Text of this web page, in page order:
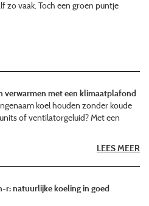
zo vaak. Toch een groen puntje
verwarmen met een klimaatplafond
koel houden zonder koude
of ventilatorgeluid? Met een
LEES MEER
r: natuurlijke koeling in goed